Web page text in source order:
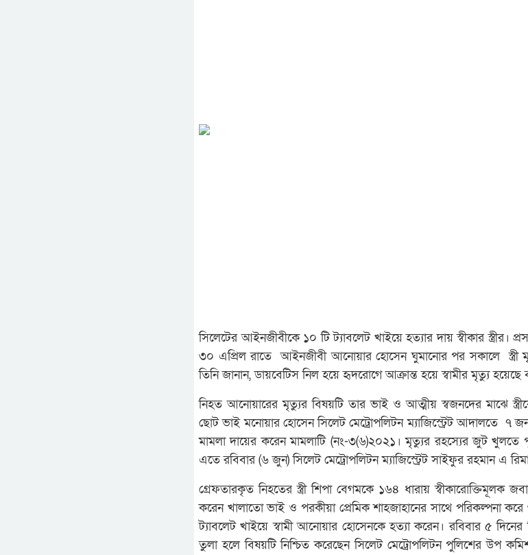
সিলেটের আইনজীবীকে ১০ টি ট্যাবলেট খাইয়ে হত্যার দায় স্বীকার স্ত্রীর।
৩০ এপ্রিল রাতে আইনজীবী আনোয়ার হোসেন ঘুমানোর পর সকালে স্ত্রী
তিনি জানান, ডায়বেটিস নিল হয়ে হৃদরোগে আক্রান্ত হয়ে স্বামীর মৃত্যু হয়েছে
নিহত আনোয়ারের মৃত্যুর বিষয়টি তার ভাই ও আত্মীয় স্বজনদের মাঝে
ছোট ভাই মনোয়ার হোসেন সিলেট মেট্রোপলিটন ম্যাজিস্ট্রেট আদালতে ৭
মামলা দায়ের করেন মামলাটি (নং-৩(৬)২০২১। মৃত্যুর রহস্যের জুট খুলতে
এতে রবিবার (৬ জুন) সিলেট মেট্রোপলিটন ম্যাজিস্ট্রেট সাইফুর রহমান এ
গ্রেফতারকৃত নিহতের স্ত্রী শিপা বেগমকে ১৬৪ ধারায় স্বীকারোক্তিমূলক
করেন খালাতো ভাই ও পরকীয়া প্রেমিক শাহজাহানের সাথে পরিকল্পনা
ট্যাবলেট খাইয়ে স্বামী আনোয়ার হোসেনকে হত্যা করেন। রবিবার ৫
তুলা হলে বিষয়টি নিশ্চিত করেছেন সিলেট মেট্রোপলিটন পুলিশের উপ